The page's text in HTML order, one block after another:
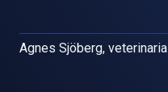
Agnes Sjöberg, veterinaria